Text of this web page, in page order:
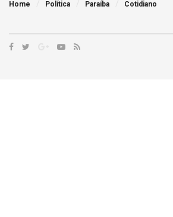
Home Política Paraíba Cotidiano